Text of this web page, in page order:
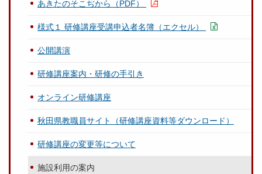
あきたのそこぢから（PDF）
様式１ 研修講座受講申込者名簿（エクセル）
公開講演
研修講座案内・研修の手引き
オンライン研修講座
秋田県教職員サイト（研修講座資料等ダウンロード）
研修講座の変更等について
施設利用の案内